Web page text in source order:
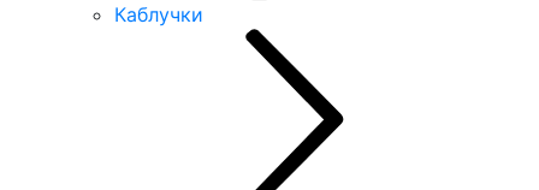
Каблучки